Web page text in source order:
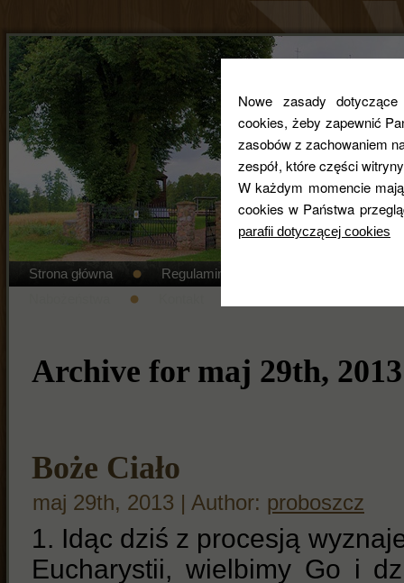
Nowe zasady
cookies, żeby zapewnić
zasobów z zachowaniem
zespół, które części
W każdym momencie
cookies w Państwa
parafii dotyczącej cookies
Strona główna Regulamin cmentarza
Archive for maj 29th, 2013
Boże Ciało
maj 29th, 2013 | Author: proboszcz
1. Idąc dziś z procesją
Eucharystii, wielbimy Go i